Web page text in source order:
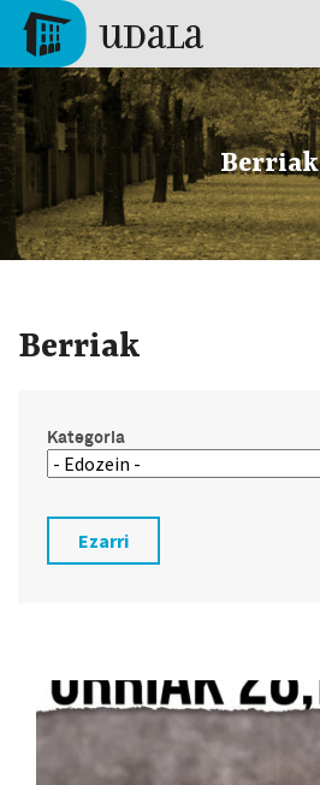
Skip to main content
Tolosa
Berriak
Berriak
Kategoria
Ezarri